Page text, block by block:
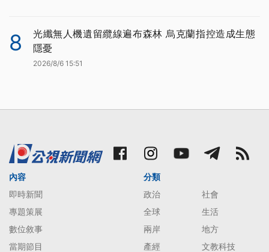
8
光纖無人機遺留纜線遍布森林 烏克蘭指控造成生態
隱憂
2026/8/6 15:51
內容
即時新聞
專題策展
數位敘事
當期節目
分類
政治
社會
全球
生活
兩岸
地方
產經
文教科技